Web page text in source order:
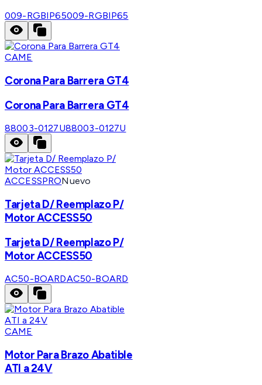
009-RGBIP65009-RGBIP65
CAME
Corona Para Barrera GT4
Corona Para Barrera GT4
88003-0127U88003-0127U
ACCESSPRONuevo
Tarjeta D/ Reemplazo P/
Motor ACCESS50
Tarjeta D/ Reemplazo P/
Motor ACCESS50
AC50-BOARDAC50-BOARD
CAME
Motor Para Brazo Abatible
ATI a 24V